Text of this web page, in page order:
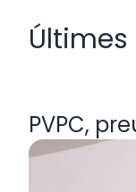
PVPC,